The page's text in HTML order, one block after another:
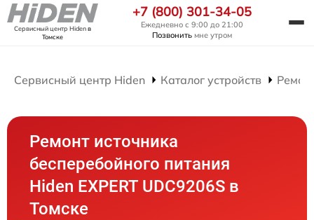
Сервисный центр Hidenв
Томске
+7 (800) 301-34-05
Ежедневно с 9:00 до 21:00
Позвонить мне утром
Сервисный центр Hiden Каталог устройств
Ремонт источника
бесперебойного питания
Hiden EXPERT UDC9206S в
Томске